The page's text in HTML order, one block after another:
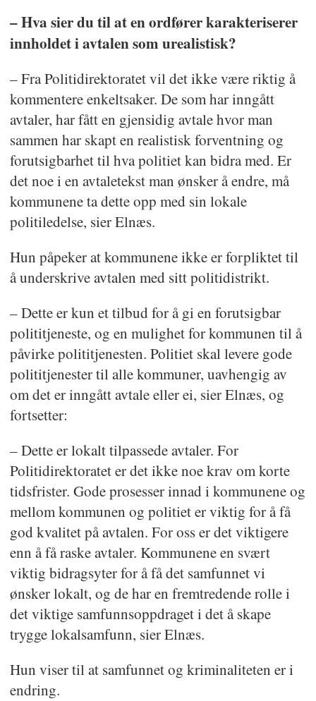
– Hva sier du til at en ordfører karakteriserer
innholdet i avtalen som urealistisk?
– Fra Politidirektoratet vil det ikke være riktig å
kommentere enkeltsaker. De som har inngått
avtaler, har fått en gjensidig avtale hvor man
sammen har skapt en realistisk forventning og
forutsigbarhet til hva politiet kan bidra med. Er
det noe i en avtaletekst man ønsker å endre, må
kommunene ta dette opp med sin lokale
politiledelse, sier Elnæs.
Hun påpeker at kommunene ikke er forpliktet til
å underskrive avtalen med sitt politidistrikt.
– Dette er kun et tilbud for å gi en forutsigbar
polititjeneste, og en mulighet for kommunen til å
påvirke polititjenesten. Politiet skal levere gode
polititjenester til alle kommuner, uavhengig av
om det er inngått avtale eller ei, sier Elnæs, og
fortsetter:
– Dette er lokalt tilpassede avtaler. For
Politidirektoratet er det ikke noe krav om korte
tidsfrister. Gode prosesser innad i kommunene og
mellom kommunen og politiet er viktig for å få
god kvalitet på avtalen. For oss er det viktigere
enn å få raske avtaler. Kommunene en svært
viktig bidragsyter for å få det samfunnet vi
ønsker lokalt, og de har en fremtredende rolle i
det viktige samfunnsoppdraget i det å skape
trygge lokalsamfunn, sier Elnæs.
Hun viser til at samfunnet og kriminaliteten er i
endring.